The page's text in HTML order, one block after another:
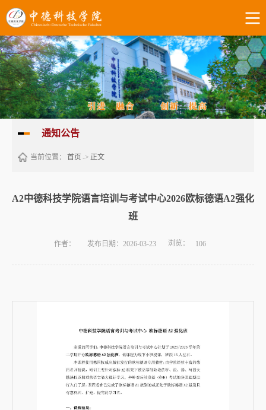
通知公告
当前位置： 首页 -> 正文
A2中德科技学院语言培训与考试中心2026欧标德语A2强化
班
作者： 发布日期：2026-03-23 浏览： 106